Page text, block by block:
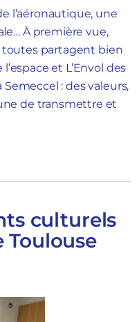
l’aéronautique, une
À première vue,
toutes partagent bien
et L’Envol des
: des valeurs,
de transmettre et
culturels
Toulouse